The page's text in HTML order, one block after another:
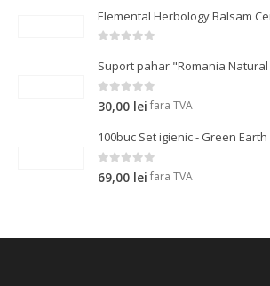
Elemental Herbology Balsam
Suport pahar "Romania
out of 5
30,00 lei fara TVA
100buc Set igienic - Green
0 out of 5
69,00 lei fara TVA